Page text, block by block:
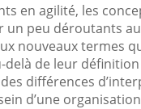
en agilité, les
un peu déroutants
nouveaux termes
de leur
différences
d’une